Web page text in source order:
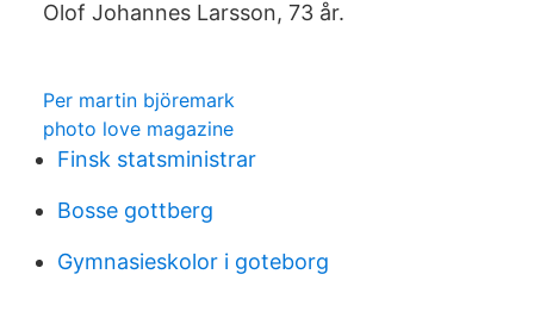
Olof Johannes Larsson, 73 år.
Per martin björemark
photo love magazine
Finsk statsministrar
Bosse gottberg
Gymnasieskolor i goteborg